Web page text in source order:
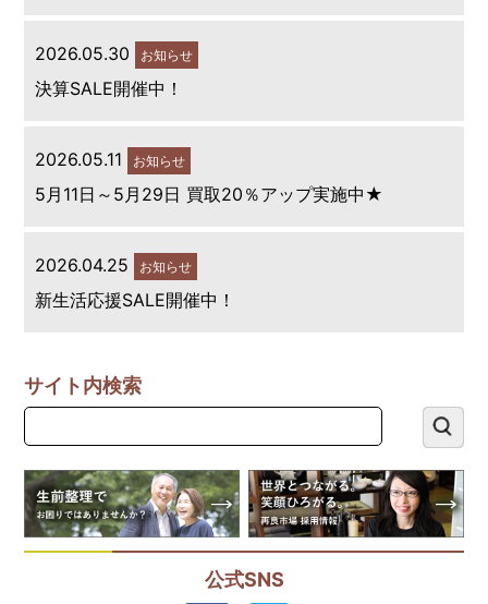
2026.05.30 お知らせ
決算SALE開催中！
2026.05.11 お知らせ
5月11日～5月29日 買取20％アップ実施中★
2026.04.25 お知らせ
新生活応援SALE開催中！
サイト内検索
公式SNS